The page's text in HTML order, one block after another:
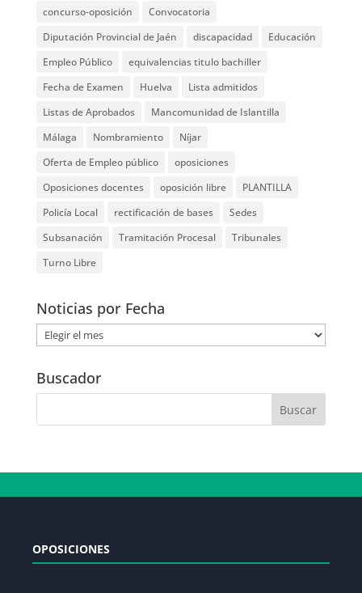
concurso-oposición
Convocatoria
Diputación Provincial de Jaén
discapacidad
Educación
Empleo Público
equivalencias titulo bachiller
Fecha de Examen
Huelva
Lista admitidos
Listas de Aprobados
Mancomunidad de Islantilla
Málaga
Nombramiento
Níjar
Oferta de Empleo público
oposiciones
Oposiciones docentes
oposición libre
PLANTILLA
Policía Local
rectificación de bases
Sedes
Subsanación
Tramitación Procesal
Tribunales
Turno Libre
Noticias por Fecha
Noticias
por
Fecha
Buscador
OPOSICIONES